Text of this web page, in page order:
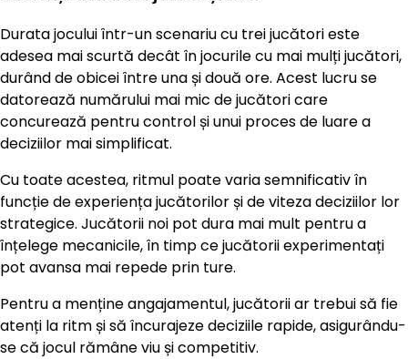
Durata jocului într-un scenariu cu trei jucători este
adesea mai scurtă decât în jocurile cu mai mulți jucători,
durând de obicei între una și două ore. Acest lucru se
datorează numărului mai mic de jucători care
concurează pentru control și unui proces de luare a
deciziilor mai simplificat.
Cu toate acestea, ritmul poate varia semnificativ în
funcție de experiența jucătorilor și de viteza deciziilor lor
strategice. Jucătorii noi pot dura mai mult pentru a
înțelege mecanicile, în timp ce jucătorii experimentați
pot avansa mai repede prin ture.
Pentru a menține angajamentul, jucătorii ar trebui să fie
atenți la ritm și să încurajeze deciziile rapide, asigurându-
se că jocul rămâne viu și competitiv.